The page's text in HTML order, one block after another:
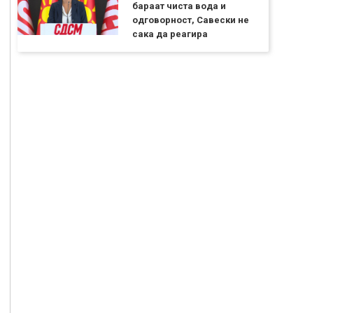
бараат чиста вода и
одговорност, Савески не
сака да реагира